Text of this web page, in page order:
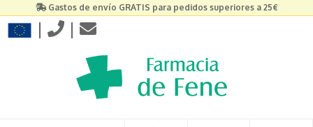
Gastos de envío GRATIS para pedidos superiores a 25€
| |